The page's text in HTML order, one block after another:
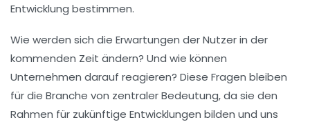
Entwicklung bestimmen.
Wie werden sich die Erwartungen der Nutzer in der
kommenden Zeit ändern? Und wie können
Unternehmen darauf reagieren? Diese Fragen bleiben
für die Branche von zentraler Bedeutung, da sie den
Rahmen für zukünftige Entwicklungen bilden und uns